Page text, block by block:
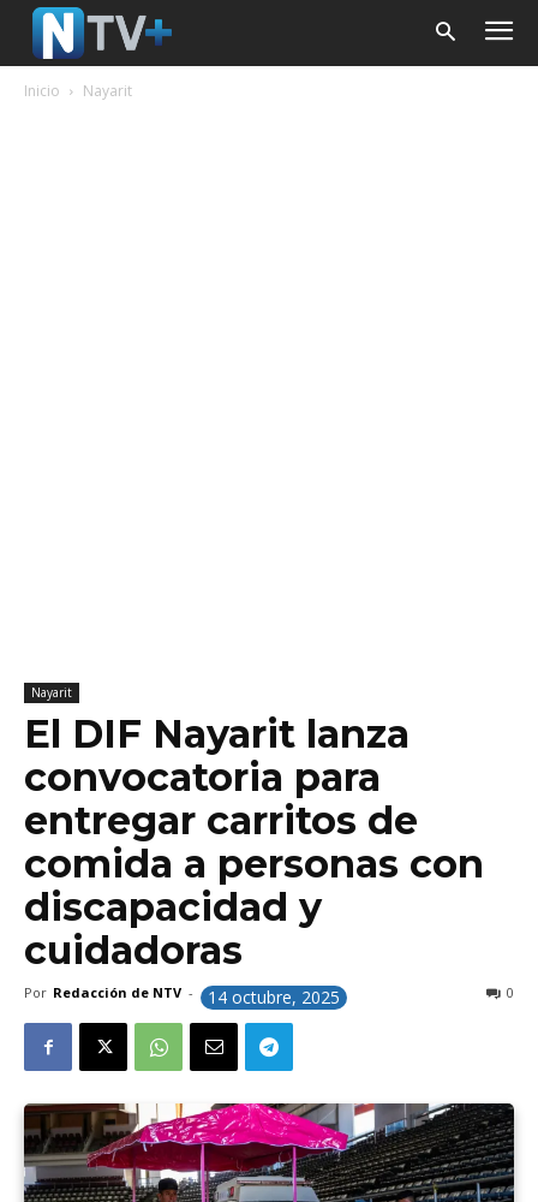
Inicio Nayarit
Nayarit
El DIF Nayarit lanza
convocatoria para
entregar carritos de
comida a personas con
discapacidad y
cuidadoras
Por Redacción de NTV - 14 octubre, 2025 0